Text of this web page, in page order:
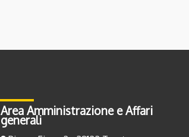
Area Amministrazione e Affari
generali